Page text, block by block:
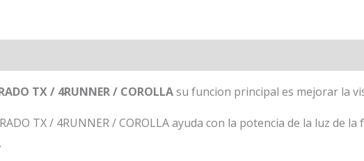
TX / 4RUNNER / COROLLAsu funcion principal es mejorar la
TX / 4RUNNER / COROLLA ayuda con la potencia de la luz de